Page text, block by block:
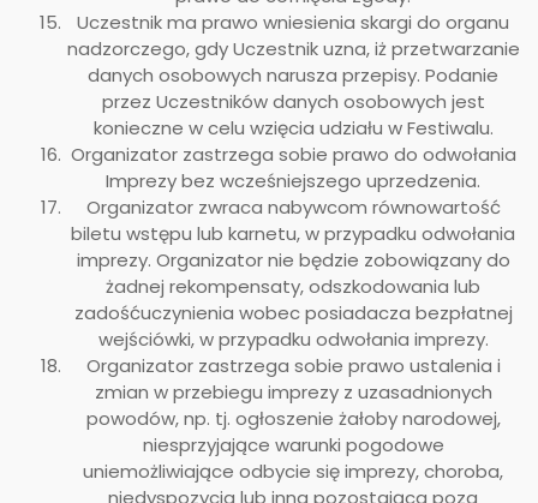
Uczestnik ma prawo wniesienia skargi do organu
nadzorczego, gdy Uczestnik uzna, iż przetwarzanie
danych osobowych narusza przepisy. Podanie
przez Uczestników danych osobowych jest
konieczne w celu wzięcia udziału w Festiwalu.
Organizator zastrzega sobie prawo do odwołania
Imprezy bez wcześniejszego uprzedzenia.
Organizator zwraca nabywcom równowartość
biletu wstępu lub karnetu, w przypadku odwołania
imprezy. Organizator nie będzie zobowiązany do
żadnej rekompensaty, odszkodowania lub
zadośćuczynienia wobec posiadacza bezpłatnej
wejściówki, w przypadku odwołania imprezy.
Organizator zastrzega sobie prawo ustalenia i
zmian w przebiegu imprezy z uzasadnionych
powodów, np. tj. ogłoszenie żałoby narodowej,
niesprzyjające warunki pogodowe
uniemożliwiające odbycie się imprezy, choroba,
niedyspozycja lub inna pozostająca poza